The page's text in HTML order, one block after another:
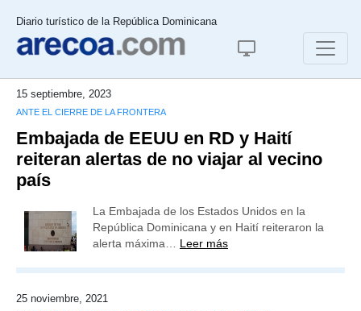
Diario turístico de la República Dominicana
15 septiembre, 2023
ANTE EL CIERRE DE LA FRONTERA
Embajada de EEUU en RD y Haití
reiteran alertas de no viajar al vecino
país
La Embajada de los Estados Unidos en la
República Dominicana y en Haití reiteraron la
alerta máxima… Leer más
25 noviembre, 2021